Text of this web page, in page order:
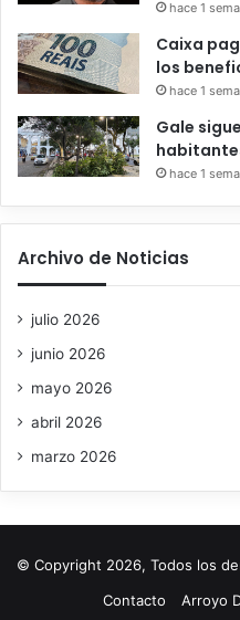
hace 1
Caixa
los
hace 1
Gale
hace 1
Archivo de Noticias
julio 2026
junio 2026
mayo 2026
abril 2026
marzo 2026
© Copyright 2026, Todos los
Contacto
Arroyo